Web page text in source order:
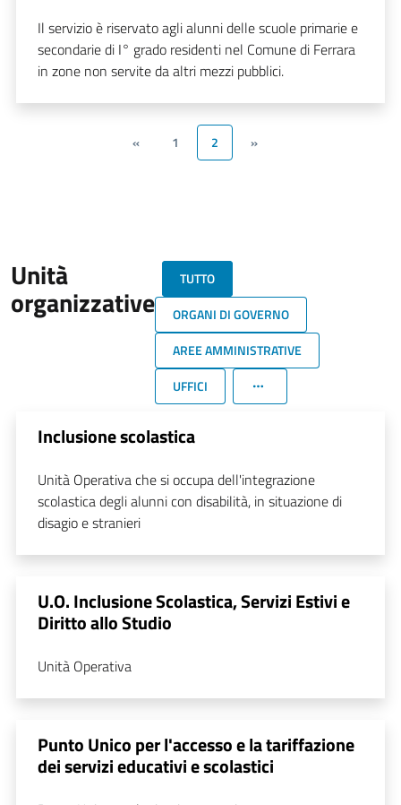
Il servizio è riservato agli alunni delle scuole primarie e
secondarie di I° grado residenti nel Comune di Ferrara
in zone non servite da altri mezzi pubblici.
« 1 2 »
Unità
organizzative
TUTTO
ORGANI DI GOVERNO
AREE AMMINISTRATIVE
UFFICI
Inclusione scolastica
Unità Operativa che si occupa dell'integrazione
scolastica degli alunni con disabilità, in situazione di
disagio e stranieri
U.O. Inclusione Scolastica, Servizi Estivi e
Diritto allo Studio
Unità Operativa
Punto Unico per l'accesso e la tariffazione
dei servizi educativi e scolastici